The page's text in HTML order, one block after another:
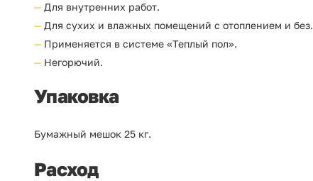
Для внутренних работ.
Для сухих и влажных помещений с отоплением и без.
Применяется в системе «Теплый пол».
Негорючий.
Упаковка
Бумажный мешок 25 кг.
Расход